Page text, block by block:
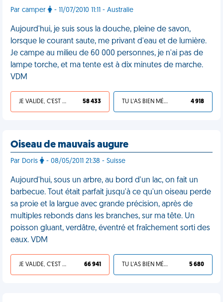
Par camper - 11/07/2010 11:11 - Australie
Aujourd'hui, je suis sous la douche, pleine de savon,
lorsque le courant saute, me privant d'eau et de lumière.
Je campe au milieu de 60 000 personnes, je n'ai pas de
lampe torche, et ma tente est à dix minutes de marche.
VDM
JE VALIDE, C'EST UNE VDM 58 433 TU L'AS BIEN MÉRITÉ 4 918
Oiseau de mauvais augure
Par Doris - 08/05/2011 21:38 - Suisse
Aujourd'hui, sous un arbre, au bord d'un lac, on fait un
barbecue. Tout était parfait jusqu'à ce qu'un oiseau perde
sa proie et la largue avec grande précision, après de
multiples rebonds dans les branches, sur ma tête. Un
poisson gluant, verdâtre, éventré et fraîchement sorti des
eaux. VDM
JE VALIDE, C'EST UNE VDM 66 941 TU L'AS BIEN MÉRITÉ 5 680